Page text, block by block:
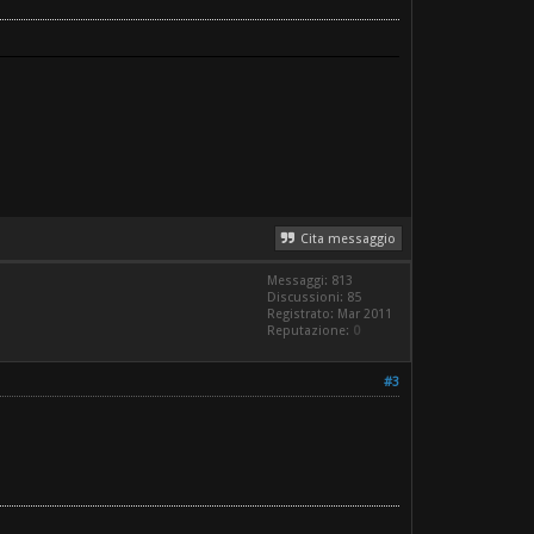
Cita messaggio
Messaggi: 813
Discussioni: 85
Registrato: Mar 2011
Reputazione: 0
#3